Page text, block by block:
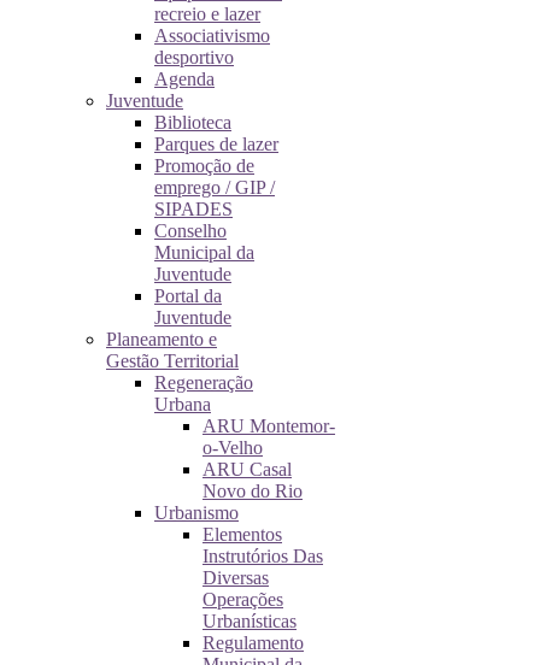
recreio e lazer
Associativismo
desportivo
Agenda
Juventude
Biblioteca
Parques de lazer
Promoção de
emprego / GIP /
SIPADES
Conselho
Municipal da
Juventude
Portal da
Juventude
Planeamento e
Gestão Territorial
Regeneração
Urbana
ARU Montemor-
o-Velho
ARU Casal
Novo do Rio
Urbanismo
Elementos
Instrutórios Das
Diversas
Operações
Urbanísticas
Regulamento